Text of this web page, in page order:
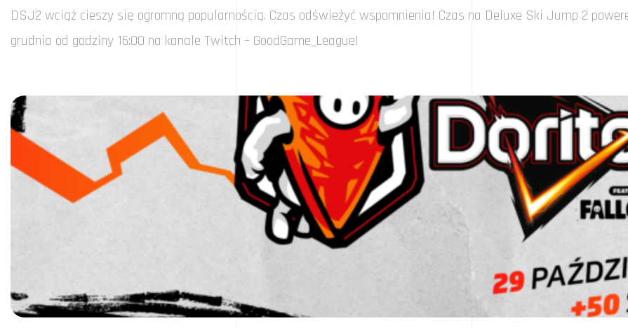
DSJ2 wciąż cieszy się ogromną popularnością. Czas odświeżyć wspomnienia! Czas na Deluxe Ski Jump 2
grudnia od godziny 16:00 na kanale Twitch – GoodGame_League!